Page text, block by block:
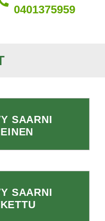
0401375959
SAARNI
SAARNI